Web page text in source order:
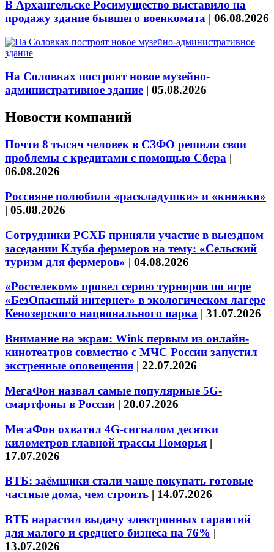
В Архангельске Росимущество выставило на
продажу здание бывшего военкомата | 06.08.2026
На Соловках построят новое музейно-
административное здание | 05.08.2026
Новости компаний
Почти 8 тысяч человек в СЗФО решили свои
проблемы с кредитами с помощью Сбера |
06.08.2026
Россияне полюбили «раскладушки» и «книжки»
| 05.08.2026
Сотрудники РСХБ приняли участие в выездном
заседании Клуба фермеров на тему: «Сельский
туризм для фермеров» | 04.08.2026
«Ростелеком» провел серию турниров по игре
«БезОпасный интернет» в экологическом лагере
Кенозерского национального парка | 31.07.2026
Внимание на экран: Wink первым из онлайн-
кинотеатров совместно с МЧС России запустил
экстренные оповещения | 22.07.2026
МегаФон назвал самые популярные 5G-
смартфоны в России | 20.07.2026
МегаФон охватил 4G-сигналом десятки
километров главной трассы Поморья |
17.07.2026
ВТБ: заёмщики стали чаще покупать готовые
частные дома, чем строить | 14.07.2026
ВТБ нарастил выдачу электронных гарантий
для малого и среднего бизнеса на 76% |
13.07.2026